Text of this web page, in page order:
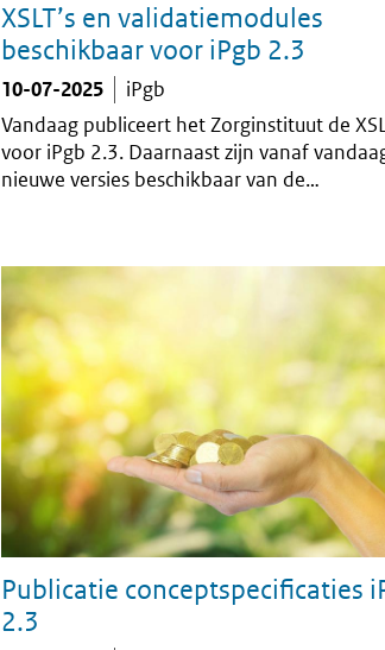
XSLT’s en validatiemodules
beschikbaar voor iPgb 2.3
10-07-2025
iPgb
Vandaag publiceert het Zorginstituut de
voor iPgb 2.3. Daarnaast zijn vanaf
nieuwe versies beschikbaar van de
Publicatie conceptspecificaties
2.3